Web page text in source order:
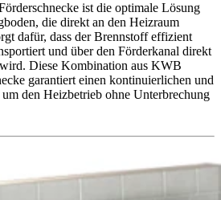
ist die optimale Lösung
die direkt an den Heizraum
dafür, dass der Brennstoff effizient
und über den Förderkanal direkt
Diese Kombination aus KWB
garantiert einen kontinuierlichen und
den Heizbetrieb ohne Unterbrechung